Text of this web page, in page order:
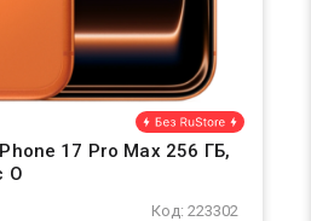
17 Pro Max 256 ГБ,
O
Код: 223302